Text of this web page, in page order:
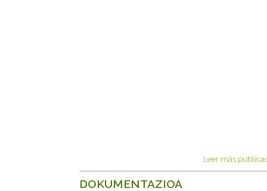
Leer más
DOKUMENTAZIOA